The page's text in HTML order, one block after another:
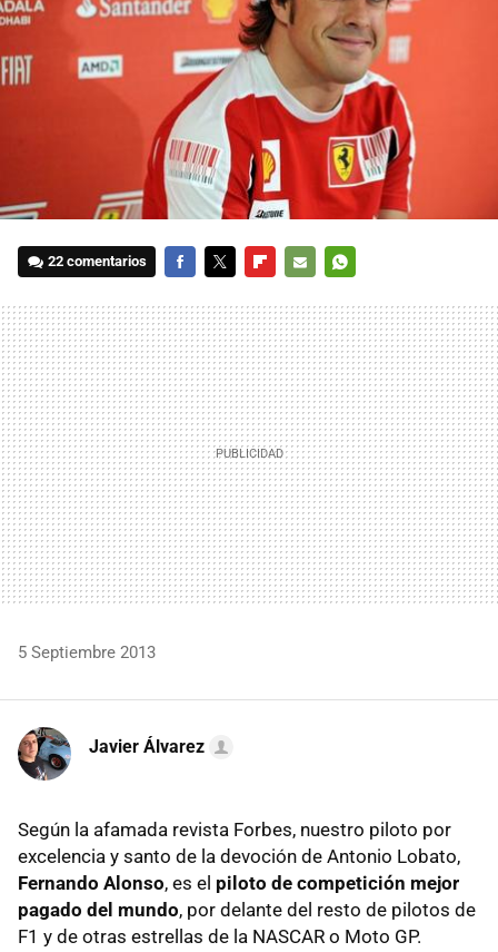
22 comentarios
MAIL
5 Septiembre 2013
Javier Álvarez
Según la afamada revista Forbes, nuestro piloto por
excelencia y santo de la devoción de Antonio Lobato,
Fernando Alonso, es el piloto de competición mejor
pagado del mundo, por delante del resto de pilotos de
F1 y de otras estrellas de la NASCAR o Moto GP.